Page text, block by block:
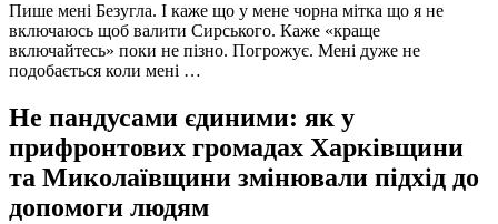
Пише мені Безугла. І каже що у мене чорна мітка що я не
включаюсь щоб валити Сирського. Каже «краще
включайтесь» поки не пізно. Погрожує. Мені дуже не
подобається коли мені …
Не пандусами єдиними: як у
прифронтових громадах Харківщини
та Миколаївщини змінювали підхід до
допомоги людям